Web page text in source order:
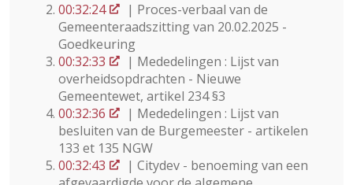
00:32:24
| Proces-verbaal van de
Gemeenteraadszitting van 20.02.2025 -
Goedkeuring
00:32:33
| Mededelingen : Lijst van
overheidsopdrachten - Nieuwe
Gemeentewet, artikel 234 §3
00:32:36
| Mededelingen : Lijst van
besluiten van de Burgemeester - artikelen
133 et 135 NGW
00:32:43
| Citydev - benoeming van een